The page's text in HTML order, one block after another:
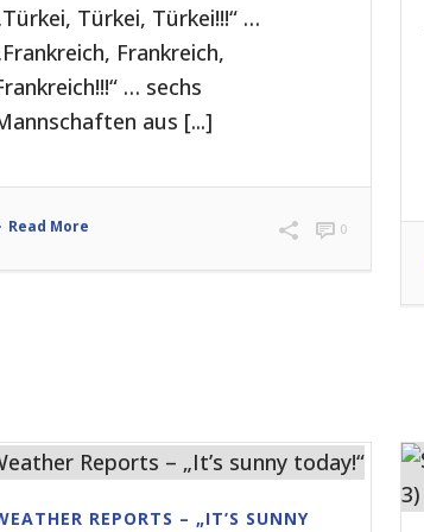
Türkei, Türkei!!!“ …
Frankreich,
… sechs
aus [...]
Read More 0
REPORTS – „IT’S SUNNY